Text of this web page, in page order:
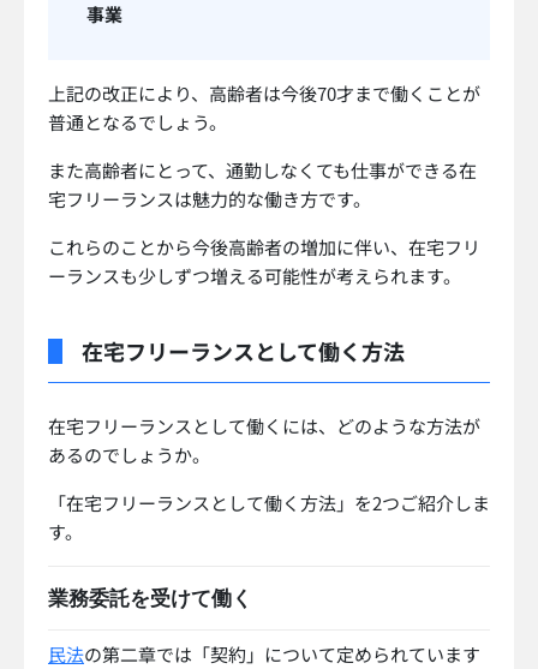
事業
上記の改正により、高齢者は今後70才まで働くことが
普通となるでしょう。
また高齢者にとって、通勤しなくても仕事ができる在
宅フリーランスは魅力的な働き方です。
これらのことから今後高齢者の増加に伴い、在宅フリ
ーランスも少しずつ増える可能性が考えられます。
在宅フリーランスとして働く方法
在宅フリーランスとして働くには、どのような方法が
あるのでしょうか。
「在宅フリーランスとして働く方法」を2つご紹介しま
す。
業務委託を受けて働く
民法の第二章では「契約」について定められています